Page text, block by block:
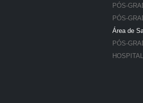
PÓS-
PÓS-
Área de
PÓS-